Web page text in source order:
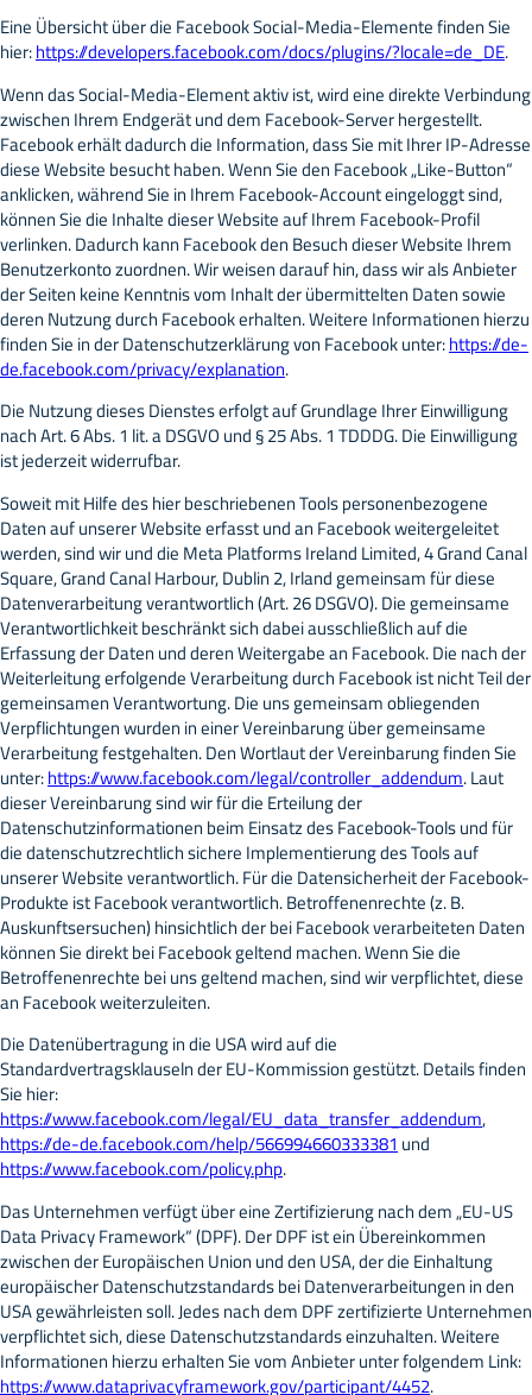
Eine Übersicht über die Facebook Social-Media-Elemente finden Sie
hier:https://developers.facebook.com/docs/plugins/?locale=de_DE.
Wenn das Social-Media-Element aktiv ist, wird eine direkte Verbindung
zwischen Ihrem Endgerät und dem Facebook-Server hergestellt.
Facebook erhält dadurch die Information, dass Sie mit Ihrer IP-Adresse
diese Website besucht haben. Wenn Sie den Facebook „Like-Button“
anklicken, während Sie in Ihrem Facebook-Account eingeloggt sind,
können Sie die Inhalte dieser Website auf Ihrem Facebook-Profil
verlinken. Dadurch kann Facebook den Besuch dieser Website Ihrem
Benutzerkonto zuordnen. Wir weisen darauf hin, dass wir als Anbieter
der Seiten keine Kenntnis vom Inhalt der übermittelten Daten sowie
deren Nutzung durch Facebook erhalten. Weitere Informationen hierzu
finden Sie in der Datenschutzerklärung von Facebook unter:https://de-
de.facebook.com/privacy/explanation.
Die Nutzung dieses Dienstes erfolgt auf Grundlage Ihrer Einwilligung
nach Art. 6 Abs. 1 lit. a DSGVO und § 25 Abs. 1 TDDDG. Die Einwilligung
ist jederzeit widerrufbar.
Soweit mit Hilfe des hier beschriebenen Tools personenbezogene
Daten auf unserer Website erfasst und an Facebook weitergeleitet
werden, sind wir und die Meta Platforms Ireland Limited, 4 Grand Canal
Square, Grand Canal Harbour, Dublin 2, Irland gemeinsam für diese
Datenverarbeitung verantwortlich (Art. 26 DSGVO). Die gemeinsame
Verantwortlichkeit beschränkt sich dabei ausschließlich auf die
Erfassung der Daten und deren Weitergabe an Facebook. Die nach der
Weiterleitung erfolgende Verarbeitung durch Facebook ist nicht Teil der
gemeinsamen Verantwortung. Die uns gemeinsam obliegenden
Verpflichtungen wurden in einer Vereinbarung über gemeinsame
Verarbeitung festgehalten. Den Wortlaut der Vereinbarung finden Sie
unter:https://www.facebook.com/legal/controller_addendum. Laut
dieser Vereinbarung sind wir für die Erteilung der
Datenschutzinformationen beim Einsatz des Facebook-Tools und für
die datenschutzrechtlich sichere Implementierung des Tools auf
unserer Website verantwortlich. Für die Datensicherheit der Facebook-
Produkte ist Facebook verantwortlich. Betroffenenrechte (z. B.
Auskunftsersuchen) hinsichtlich der bei Facebook verarbeiteten Daten
können Sie direkt bei Facebook geltend machen. Wenn Sie die
Betroffenenrechte bei uns geltend machen, sind wir verpflichtet, diese
an Facebook weiterzuleiten.
Die Datenübertragung in die USA wird auf die
Standardvertragsklauseln der EU-Kommission gestützt. Details finden
Sie hier:
https://www.facebook.com/legal/EU_data_transfer_addendum,
https://de-de.facebook.com/help/566994660333381und
https://www.facebook.com/policy.php.
Das Unternehmen verfügt über eine Zertifizierung nach dem „EU-US
Data Privacy Framework“ (DPF). Der DPF ist ein Übereinkommen
zwischen der Europäischen Union und den USA, der die Einhaltung
europäischer Datenschutzstandards bei Datenverarbeitungen in den
USA gewährleisten soll. Jedes nach dem DPF zertifizierte Unternehmen
verpflichtet sich, diese Datenschutzstandards einzuhalten. Weitere
Informationen hierzu erhalten Sie vom Anbieter unter folgendem Link:
https://www.dataprivacyframework.gov/participant/4452.